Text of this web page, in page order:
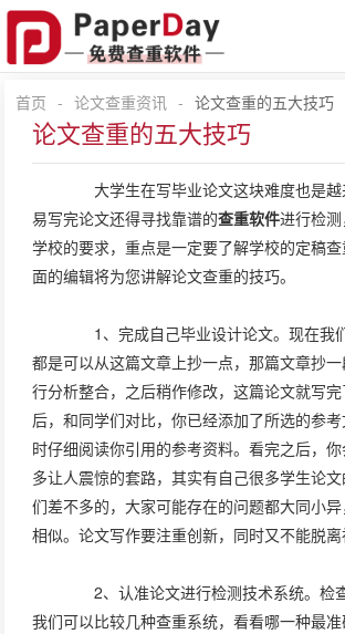
首页 - 论文查重资讯 - 论文查重的五大技巧
论文查重的五大技巧
大学生在写毕业论文这块难度也是越
易写完论文还得寻找靠谱的查重软件进行检
学校的要求，重点是一定要了解学校的定稿
面的编辑将为您讲解论文查重的技巧。
1、完成自己毕业设计论文。现在我
都是可以从这篇文章上抄一点，那篇文章抄
行分析整合，之后稍作修改，这篇论文就写
后，和同学们对比，你已经添加了所选的参
时仔细阅读你引用的参考资料。看完之后，
多让人震惊的套路，其实有自己很多学生论
们差不多的，大家可能存在的问题都大同小
相似。论文写作要注重创新，同时又不能脱离
2、认准论文进行检测技术系统。检查
我们可以比较几种查重系统，看看哪一种最